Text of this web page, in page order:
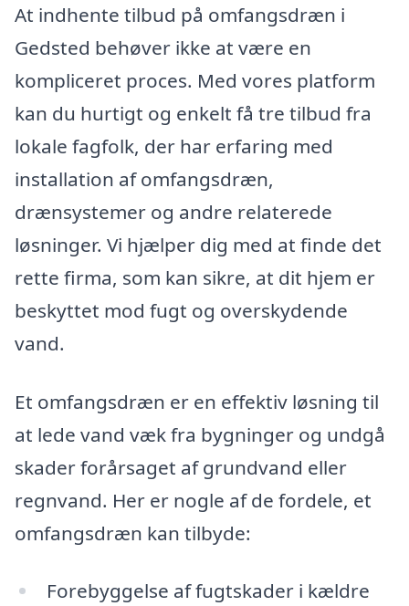
At indhente tilbud på omfangsdræn i
Gedsted behøver ikke at være en
kompliceret proces. Med vores platform
kan du hurtigt og enkelt få tre tilbud fra
lokale fagfolk, der har erfaring med
installation af omfangsdræn,
drænsystemer og andre relaterede
løsninger. Vi hjælper dig med at finde det
rette firma, som kan sikre, at dit hjem er
beskyttet mod fugt og overskydende
vand.
Et omfangsdræn er en effektiv løsning til
at lede vand væk fra bygninger og undgå
skader forårsaget af grundvand eller
regnvand. Her er nogle af de fordele, et
omfangsdræn kan tilbyde:
Forebyggelse af fugtskader i kældre